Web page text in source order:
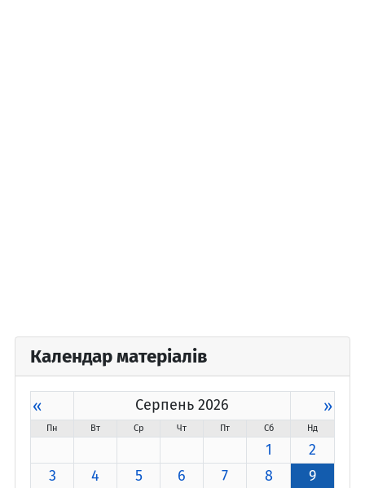
Календар матеріалів
« Серпень 2026 »
Пн Вт Ср Чт Пт Сб Нд
1
2
3
4 5 6 7 8
9